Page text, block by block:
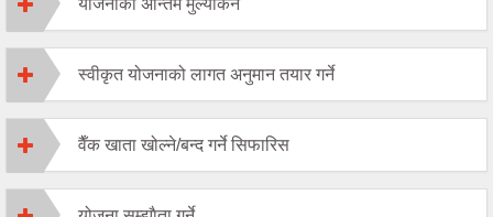
योजनाको अन्तिम मुल्यांकन
स्वीकृत योजनाको लागत अनुमान तयार गर्ने
वैँक खाता खोल्ने/बन्द गर्ने सिफारिस